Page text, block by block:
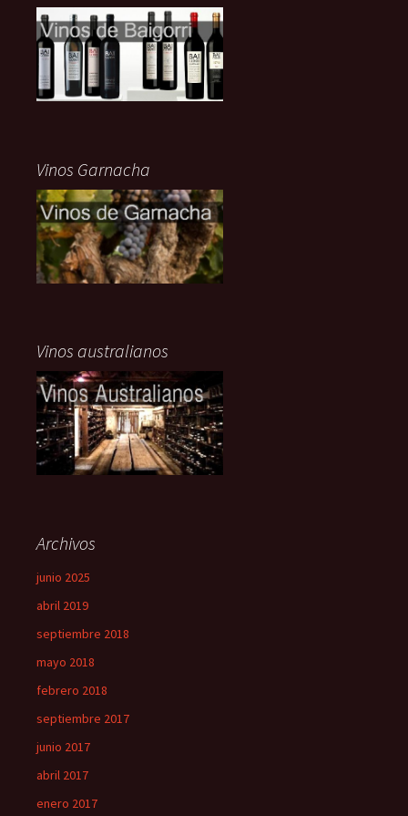
Vinos Garnacha
Vinos australianos
Archivos
junio 2025
abril 2019
septiembre 2018
mayo 2018
febrero 2018
septiembre 2017
junio 2017
abril 2017
enero 2017